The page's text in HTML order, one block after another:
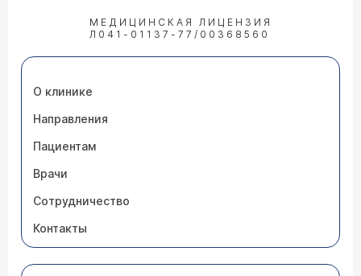
МЕДИЦИНСКАЯ ЛИЦЕНЗИЯ
Л041-01137-77/00368560
О клинике
Направления
Пациентам
Врачи
Сотрудничество
Контакты